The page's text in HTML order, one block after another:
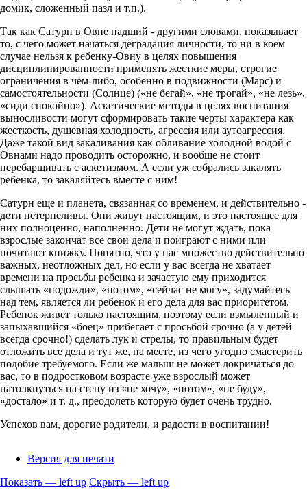
домик, сложенный пазл и т.п.).
Так как Сатурн в Овне падший - другими словами, показывает
то, с чего может начаться деградация личности, то ни в коем
случае нельзя к ребенку-Овну в целях повышения
дисциплинированности применять жесткие меры, строгие
ограничения в чем-либо, особенно в подвижности (Марс) и
самостоятельности (Солнце) («не бегай», «не трогай», «не лезь»,
«сиди спокойно»). Аскетические методы в целях воспитания
выносливости могут сформировать такие черты характера как
жесткость, душевная холодность, агрессия или аутоагрессия.
Даже такой вид закаливания как обливание холодной водой с
Овнами надо проводить осторожно, и вообще не стоит
перебарщивать с аскетизмом. А если уж собрались закалять
ребенка, то закаляйтесь вместе с ним!
Сатурн еще и планета, связанная со временем, и действительно -
дети нетерпеливы. Они живут настоящим, и это настоящее для
них полноценно, наполненно. Дети не могут ждать, пока
взрослые закончат все свои дела и поиграют с ними или
почитают книжку. Понятно, что у нас множество действительно
важных, неотложных дел, но если у вас всегда не хватает
времени на просьбы ребенка и зачастую ему приходится
слышать «подожди», «потом», «сейчас не могу», задумайтесь
над тем, является ли ребенок и его дела для вас приоритетом.
Ребенок живет только настоящим, поэтому если взмыленный и
запыхавшийся «боец» прибегает с просьбой срочно (а у детей
всегда срочно!) сделать лук и стрелы, то правильным будет
отложить все дела и тут же, на месте, из чего угодно смастерить
подобие требуемого. Если же малыш не может докричаться до
вас, то в подростковом возрасте уже взрослый может
натолкнуться на стену из «не хочу», «потом», «не буду»,
«достало» и т. д., преодолеть которую будет очень трудно.
Успехов вам, дорогие родители, и радости в воспитании!
Версия для печати
Показать — left up Скрыть — left up